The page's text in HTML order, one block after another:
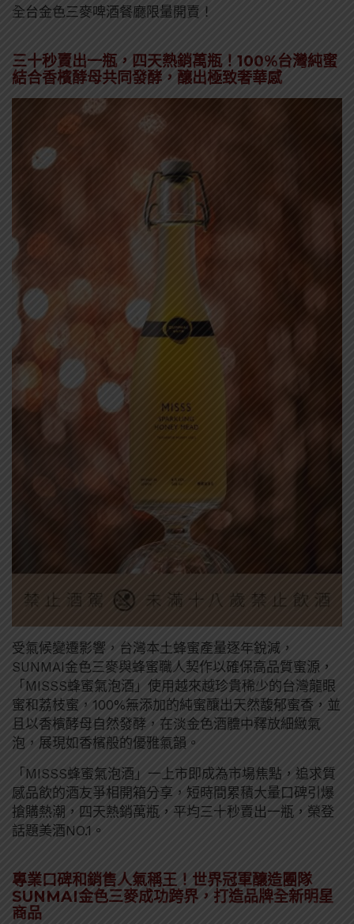
全台金色三麥啤酒餐廳限量開賣！
三十秒賣出一瓶，四天熱銷萬瓶！100%台灣純蜜
結合香檳酵母共同發酵，釀出極致奢華感
受氣候變遷影響，台灣本土蜂蜜產量逐年銳減，
SUNMAI金色三麥與蜂蜜職人契作以確保高品質蜜源，
「MISSS蜂蜜氣泡酒」使用越來越珍貴稀少的台灣龍眼
蜜和荔枝蜜，100%無添加的純蜜釀出天然馥郁蜜香，並
且以香檳酵母自然發酵，在淡金色酒體中釋放細緻氣
泡，展現如香檳般的優雅氣韻。
「MISSS蜂蜜氣泡酒」一上市即成為市場焦點，追求質
感品飲的酒友爭相開箱分享，短時間累積大量口碑引爆
搶購熱潮，四天熱銷萬瓶，平均三十秒賣出一瓶，榮登
話題美酒NO.1。
專業口碑和銷售人氣稱王！世界冠軍釀造團隊
SUNMAI金色三麥成功跨界，打造品牌全新明星
商品